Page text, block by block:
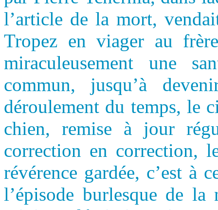
l’article de la mort,
Tropez en viager au
miraculeusement une
commun, jusqu’à
déroulement du temps, le
chien, remise à jour
correction en correction,
révérence gardée, c’est à
l’épisode burlesque de